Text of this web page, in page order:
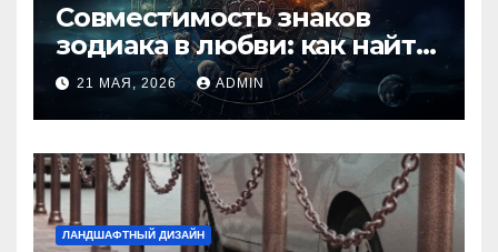
Совместимость знаков
зодиака в любви: как найти
идеальную пару и
избежать конфликтов
21 МАЯ, 2026 ADMIN
ЛАНДШАФТНЫЙ ДИЗАЙН